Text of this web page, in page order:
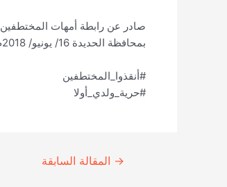
صادر عن رابطة أمهات المختطفين
بمحافظة الحديدة 16/ يونيو/ 2018م
#أنقذوا_المختطفين
#حرية_ولدي_أولا
Continue
→ المقالة السابقة